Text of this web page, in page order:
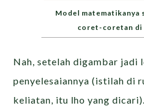
Model matematikanya
coret-coretan di
Nah, setelah digambar jadi
penyelesaiannya (istilah di
keliatan, itu lho yang dicari).